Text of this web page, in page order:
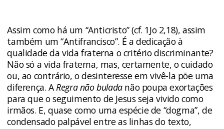
Assim como há um “Anticristo” (cf. 1Jo 2,18), assim
também um “Antifrancisco”. É a dedicação à
qualidade da vida fraterna o critério discriminante?
Não só a vida fraterna, mas, certamente, o cuidado
ou, ao contrário, o desinteresse em vivê-la põe uma
diferença. ARegra não buladanão poupa exortações
para que o seguimento de Jesus seja vivido como
irmãos. E, quase como uma espécie de “dogma”, de
condensado palpável entre as linhas do texto,